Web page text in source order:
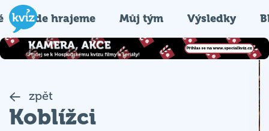
Kde hrajeme Můj tým Výsledky
zpět
Koblížci